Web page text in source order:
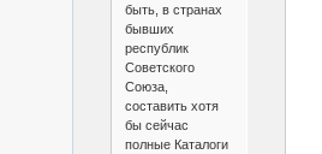
быть, в странах
бывших
республик
Советского
Союза,
составить хотя
бы сейчас
полные Каталоги